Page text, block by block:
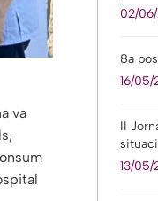
va
02/
8a
16/05/
II
13/05/